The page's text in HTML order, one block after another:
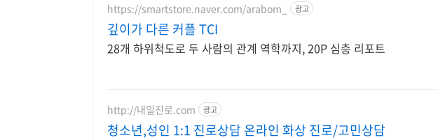
https://smartstore.naver.com/arabom_ 광고
깊이가 다른 커플 TCI
28개 하위척도로 두 사람의 관계 역학까지, 20P 심층 리포트
http://내일진로.com 광고
청소년,성인 1:1 진로상담 온라인 화상 진로/고민상담